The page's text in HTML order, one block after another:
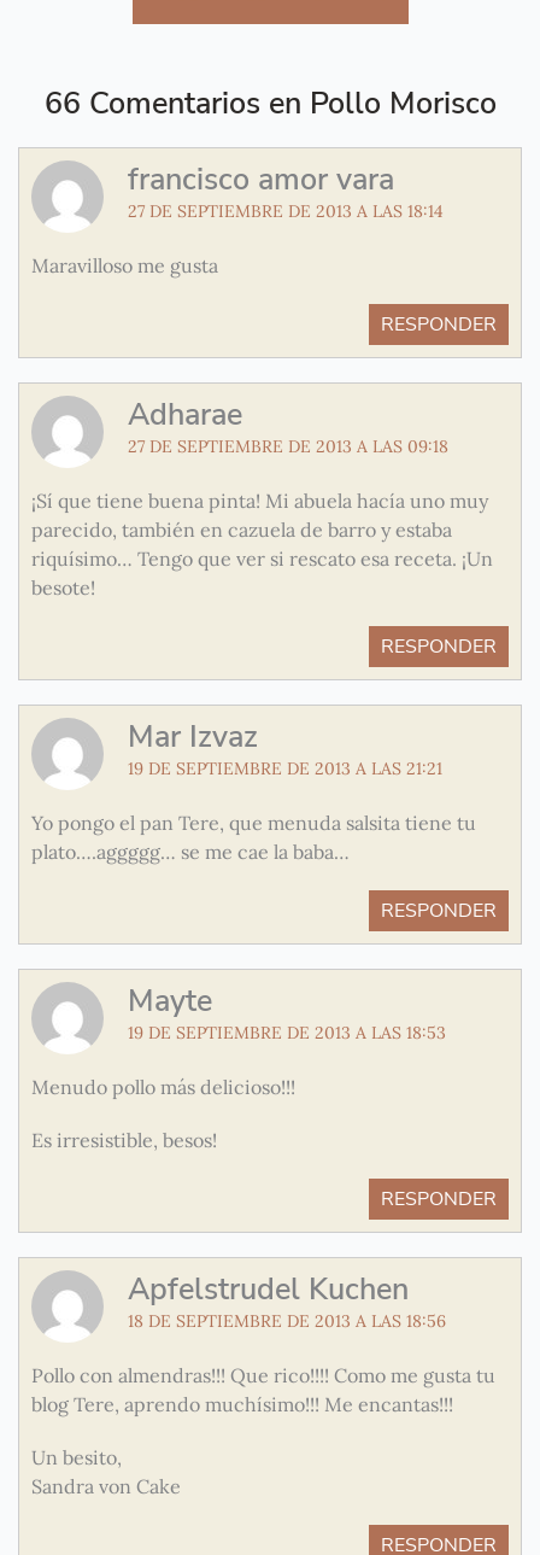
66 Comentarios en Pollo Morisco
francisco amor vara
27 DE SEPTIEMBRE DE 2013 A LAS 18:14
Maravilloso me gusta
RESPONDER
Adharae
27 DE SEPTIEMBRE DE 2013 A LAS 09:18
¡Sí que tiene buena pinta! Mi abuela hacía uno muy
parecido, también en cazuela de barro y estaba
riquísimo… Tengo que ver si rescato esa receta. ¡Un
besote!
RESPONDER
Mar Izvaz
19 DE SEPTIEMBRE DE 2013 A LAS 21:21
Yo pongo el pan Tere, que menuda salsita tiene tu
plato….aggggg… se me cae la baba…
RESPONDER
Mayte
19 DE SEPTIEMBRE DE 2013 A LAS 18:53
Menudo pollo más delicioso!!!
Es irresistible, besos!
RESPONDER
Apfelstrudel Kuchen
18 DE SEPTIEMBRE DE 2013 A LAS 18:56
Pollo con almendras!!! Que rico!!!! Como me gusta tu
blog Tere, aprendo muchísimo!!! Me encantas!!!
Un besito,
Sandra von Cake
RESPONDER